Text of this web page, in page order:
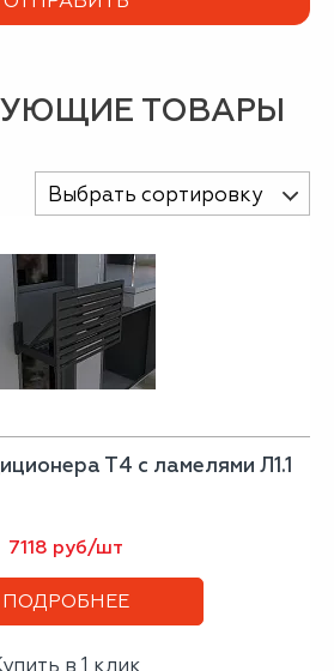
ТОВАРЫ
Выбрать сортировку
Т4 с ламелями Л1.1
7118 руб/шт
ПОДРОБНЕЕ
в 1 клик